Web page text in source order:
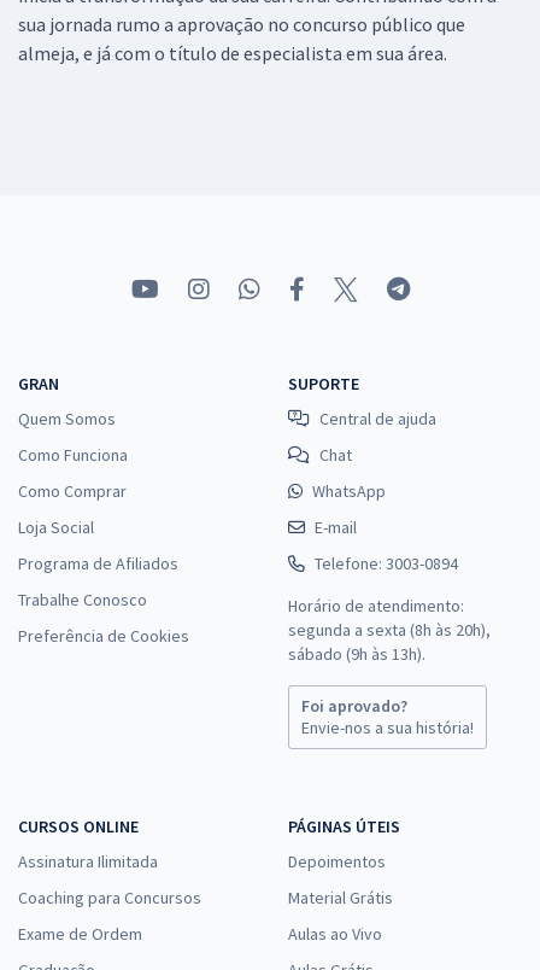
sua jornada rumo a aprovação no concurso público que
almeja, e já com o título de especialista em sua área.
GRAN
Quem Somos
Como Funciona
Como Comprar
Loja Social
Programa de Afiliados
Trabalhe Conosco
Preferência de Cookies
SUPORTE
Central de ajuda
Chat
WhatsApp
E-mail
Telefone: 3003-0894
Horário de atendimento:
segunda a sexta (8h às 20h),
sábado (9h às 13h).
Foi aprovado?
Envie-nos a sua história!
CURSOS ONLINE
Assinatura Ilimitada
Coaching para Concursos
Exame de Ordem
PÁGINAS ÚTEIS
Depoimentos
Material Grátis
Aulas ao Vivo